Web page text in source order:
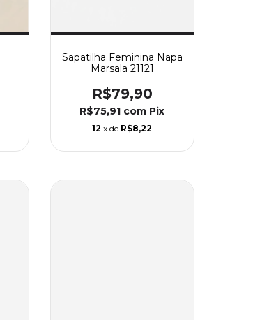
Sapatilha Feminina Napa
Marsala 21121
R$79,90
R$75,91 com Pix
12 x de R$8,22